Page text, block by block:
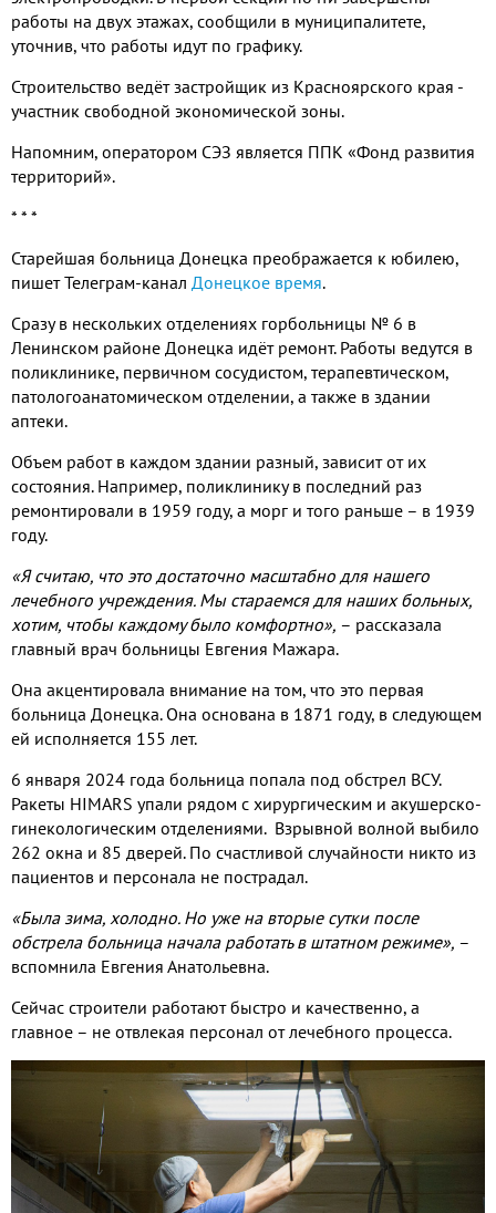
работы на двух этажах, сообщили в муниципалитете,
уточнив, что работы идут по графику.
Строительство ведёт застройщик из Красноярского края -
участник свободной экономической зоны.
Напомним, оператором СЭЗ является ППК «Фонд развития
территорий».
* * *
Старейшая больница Донецка преображается к юбилею,
пишет Телеграм-канал Донецкое время.
Сразу в нескольких отделениях горбольницы № 6 в
Ленинском районе Донецка идёт ремонт. Работы ведутся в
поликлинике, первичном сосудистом, терапевтическом,
патологоанатомическом отделении, а также в здании
аптеки.
Объем работ в каждом здании разный, зависит от их
состояния. Например, поликлинику в последний раз
ремонтировали в 1959 году, а морг и того раньше – в 1939
году.
«Я считаю, что это достаточно масштабно для нашего
лечебного учреждения. Мы стараемся для наших больных,
хотим, чтобы каждому было комфортно», – рассказала
главный врач больницы Евгения Мажара.
Она акцентировала внимание на том, что это первая
больница Донецка. Она основана в 1871 году, в следующем
ей исполняется 155 лет.
6 января 2024 года больница попала под обстрел ВСУ.
Ракеты HIMARS упали рядом с хирургическим и акушерско-
гинекологическим отделениями. Взрывной волной выбило
262 окна и 85 дверей. По счастливой случайности никто из
пациентов и персонала не пострадал.
«Была зима, холодно. Но уже на вторые сутки после
обстрела больница начала работать в штатном режиме», –
вспомнила Евгения Анатольевна.
Сейчас строители работают быстро и качественно, а
главное – не отвлекая персонал от лечебного процесса.